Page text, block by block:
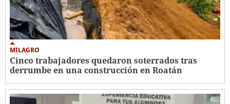
MILAGRO
Cinco trabajadores quedaron soterrados tras
derrumbe en una construcción en Roatán